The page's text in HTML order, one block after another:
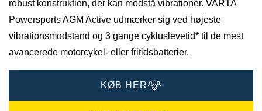
robust konstruktion, der kan modstå vibrationer. VARTA
Powersports AGM Active udmærker sig ved højeste
vibrationsmodstand og 3 gange cykluslevetid* til de mest
avancerede motorcykel- eller fritidsbatterier.
KØB HER